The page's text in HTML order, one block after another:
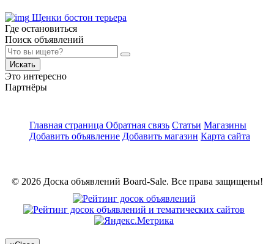
Щенки бостон терьера
Где остановиться
Поиск объявлений
Искать
Это интересно
Партнёры
Главная страница Обратная связь Статьи Магазины
Добавить объявление Добавить магазин Карта сайта
© 2026 Доска объявлений Board-Sale. Все права защищены!